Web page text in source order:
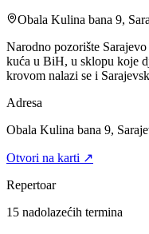
Obala Kulina bana 9,
Narodno pozorište
kuća u BiH, u sklopu koje
krovom nalazi se i
Adresa
Obala Kulina bana 9,
Otvori na karti ↗
Repertoar
15 nadolazećih termina